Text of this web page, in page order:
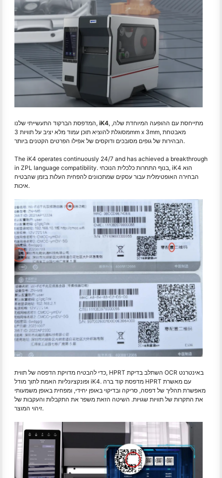
המדפסת הברקוד התעשייתי שלנו, iK4, מתייחסת עם ההופעה המיוחדת שלה,
מסוגלת להוציא תוכן עמוד מלא יציב על תוויות 3mm x 3mm, מאבטחת
הבהירות של גופים מסובכים ודוקסים של אפילו הפרטים הקטנים ביותר.
The iK4 operates continuously 24/7 and has achieved a breakthrough
in ZPL language compatibility. בנוף התחרות כלכלית הנוכחי, iK4 הוא
הבחירה האופטימלית עבור עסקים שמתכוונים להפחית העלות בזמן שהבטיח
איכות.
כדי להבטיח מדויקת הדפסה של תווית, HPRT השתלב בדיקת OCR באינטרנט
ופונקציונליות האמת לתוך מודל iK4. מדפסת קוד ברה HPRT עם מאשרת
מאפשרת תהליך של דפסה, סריקה ובדיקוי באופן יחידי, ומפחית באופן משמעותי
את התקרות של תוויות שגויות. השיטה הזאת משפר את התקבלות והעקבות של
זיהוי המוצר.